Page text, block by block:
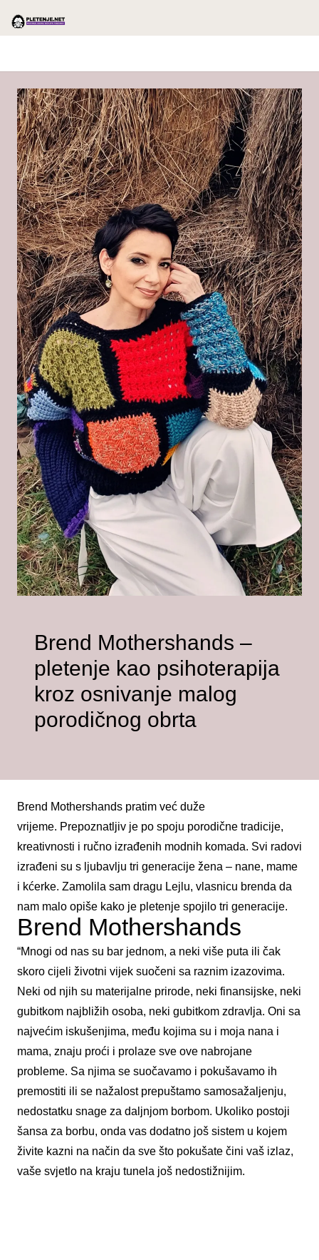
Brend Mothershands –
pletenje kao psihoterapija
kroz osnivanje malog
porodičnog obrta
Brend Mothershands pratim već duže
vrijeme. Prepoznatljiv je po spoju porodične tradicije,
kreativnosti i ručno izrađenih modnih komada. Svi radovi
izrađeni su s ljubavlju tri generacije žena – nane, mame
i kćerke. Zamolila sam dragu Lejlu, vlasnicu brenda da
nam malo opiše kako je pletenje spojilo tri generacije.
Brend Mothershands
“Mnogi od nas su bar jednom, a neki više puta ili čak
skoro cijeli životni vijek suočeni sa raznim izazovima.
Neki od njih su materijalne prirode, neki finansijske, neki
gubitkom najbližih osoba, neki gubitkom zdravlja. Oni sa
najvećim iskušenjima, među kojima su i moja nana i
mama, znaju proći i prolaze sve ove nabrojane
probleme. Sa njima se suočavamo i pokušavamo ih
premostiti ili se nažalost prepuštamo samosažaljenju,
nedostatku snage za daljnjom borbom. Ukoliko postoji
šansa za borbu, onda vas dodatno još sistem u kojem
živite kazni na način da sve što pokušate čini vaš izlaz,
vaše svjetlo na kraju tunela još nedostižnijim.